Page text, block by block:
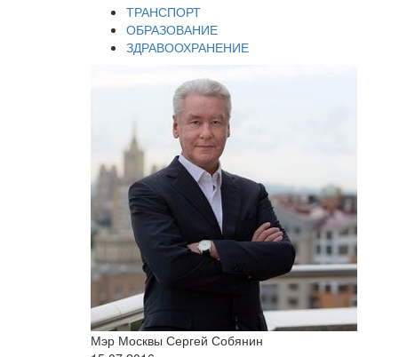
ТРАНСПОРТ
ОБРАЗОВАНИЕ
ЗДРАВООХРАНЕНИЕ
Мэр Москвы Сергей Собянин